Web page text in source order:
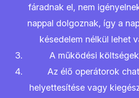
fáradnak el, nem
nappal dolgoznak, így a
késedelem nélkül lehet
A működési
Az élő operátorok
helyettesítése vagy